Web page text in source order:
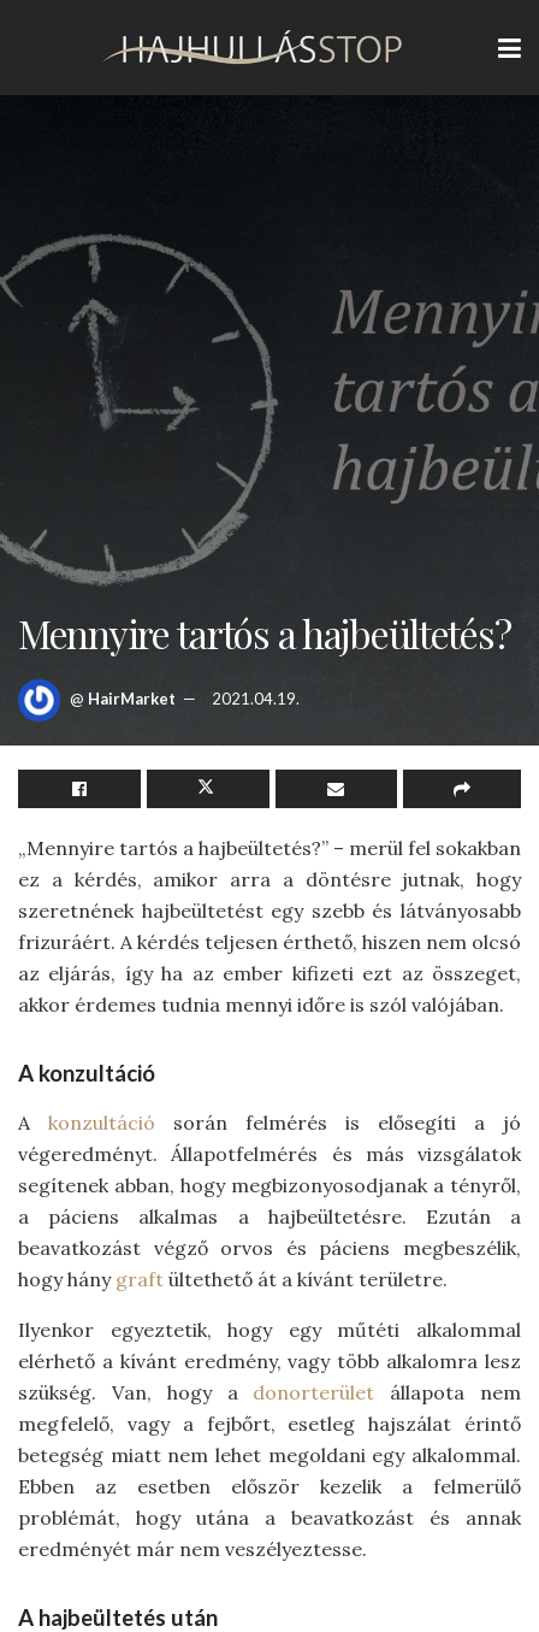
Mennyire tartós a hajbeültetés?
@ HairMarket 2021.04.19.
„Mennyire tartós a hajbeültetés?” – merül fel sokakban
ez a kérdés, amikor arra a döntésre jutnak, hogy
szeretnének hajbeültetést egy szebb és látványosabb
frizuráért. A kérdés teljesen érthető, hiszen nem olcsó
az eljárás, így ha az ember kifizeti ezt az összeget,
akkor érdemes tudnia mennyi időre is szól valójában.
A konzultáció
A konzultáció során felmérés is elősegíti a jó
végeredményt. Állapotfelmérés és más vizsgálatok
segítenek abban, hogy megbizonyosodjanak a tényről,
a páciens alkalmas a hajbeültetésre. Ezután a
beavatkozást végző orvos és páciens megbeszélik,
hogy hány graft ültethető át a kívánt területre.
Ilyenkor egyeztetik, hogy egy műtéti alkalommal
elérhető a kívánt eredmény, vagy több alkalomra lesz
szükség. Van, hogy a donorterület állapota nem
megfelelő, vagy a fejbőrt, esetleg hajszálat érintő
betegség miatt nem lehet megoldani egy alkalommal.
Ebben az esetben először kezelik a felmerülő
problémát, hogy utána a beavatkozást és annak
eredményét már nem veszélyeztesse.
A hajbeültetés után